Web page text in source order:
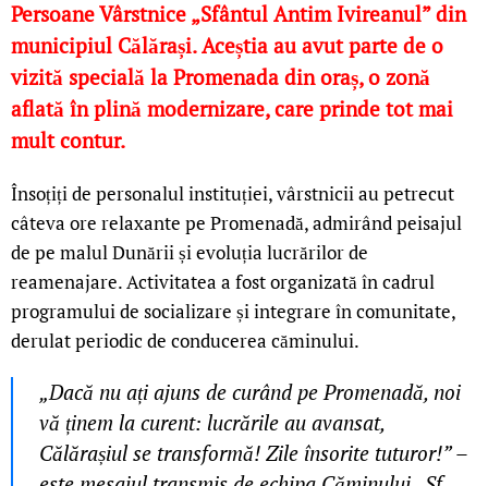
Persoane Vârstnice „Sfântul Antim Ivireanul” din
municipiul Călărași. Aceștia au avut parte de o
vizită specială la Promenada din oraș, o zonă
aflată în plină modernizare, care prinde tot mai
mult contur.
Însoțiți de personalul instituției, vârstnicii au petrecut
câteva ore relaxante pe Promenadă, admirând peisajul
de pe malul Dunării și evoluția lucrărilor de
reamenajare. Activitatea a fost organizată în cadrul
programului de socializare și integrare în comunitate,
derulat periodic de conducerea căminului.
„Dacă nu ați ajuns de curând pe Promenadă, noi
vă ținem la curent: lucrările au avansat,
Călărașiul se transformă! Zile însorite tuturor!” –